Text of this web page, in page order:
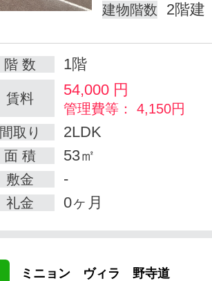
建物階数 2階建
階 数 1階
賃料 54,000 円
管理費等： 4,150円
間取り
2LDK
面 積 53㎡
敷金 -
礼金 0ヶ月
ミニョン ヴィラ 野寺道